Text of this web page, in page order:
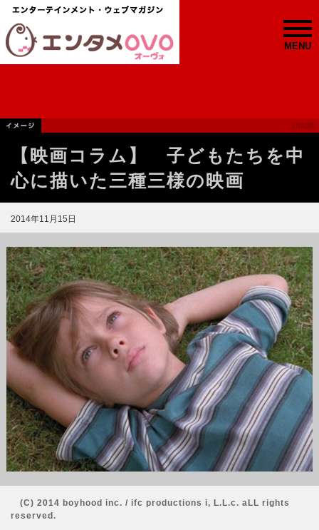
MENU
【映画コラム】 子どもたちを中
心に描いた三種三様の映画
2014年11月15日
(C) 2014 boyhood inc. / ifc productions i, L.L.c. aLL rights
reserved.